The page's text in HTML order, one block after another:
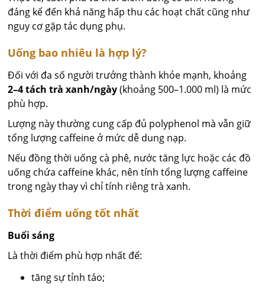
đáng kể đến khả năng hấp thu các hoạt chất cũng như
nguy cơ gặp tác dụng phụ.
Uống bao nhiêu là hợp lý?
Đối với đa số người trưởng thành khỏe mạnh, khoảng
2–4 tách trà xanh/ngày(khoảng 500–1.000 ml) là mức
phù hợp.
Lượng này thường cung cấp đủ polyphenol mà vẫn giữ
tổng lượng caffeine ở mức dễ dung nạp.
Nếu đồng thời uống cà phê, nước tăng lực hoặc các đồ
uống chứa caffeine khác, nên tính tổng lượng caffeine
trong ngày thay vì chỉ tính riêng trà xanh.
Thời điểm uống tốt nhất
Buổi sáng
Là thời điểm phù hợp nhất để:
tăng sự tỉnh táo;